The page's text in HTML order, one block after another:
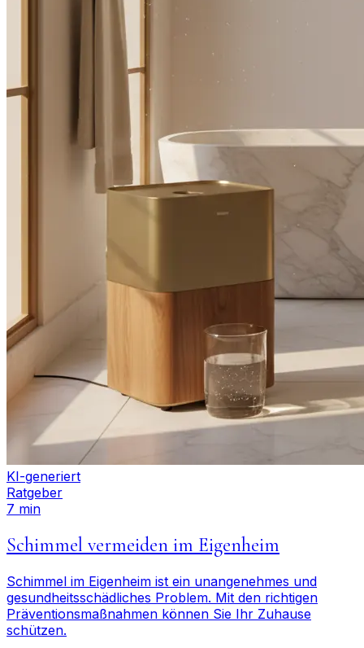
KI-generiert
Ratgeber
7 min
Schimmel vermeiden im Eigenheim
Schimmel im Eigenheim ist ein unangenehmes und
gesundheitsschädliches Problem. Mit den richtigen
Präventionsmaßnahmen können Sie Ihr Zuhause
schützen.